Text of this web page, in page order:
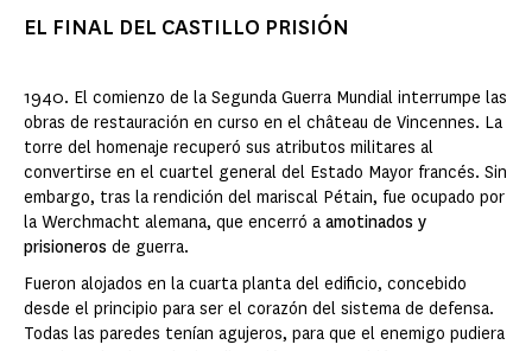
EL FINAL DEL CASTILLO PRISIÓN
1940. El comienzo de la Segunda Guerra Mundial interrumpe las
obras de restauración en curso en el château de Vincennes. La
torre del homenaje recuperó sus atributos militares al
convertirse en el cuartel general del Estado Mayor francés. Sin
embargo, tras la rendición del mariscal Pétain, fue ocupado por
la Werchmacht alemana, que encerró a amotinados y
prisioneros de guerra.
Fueron alojados en la cuarta planta del edificio, concebido
desde el principio para ser el corazón del sistema de defensa.
Todas las paredes tenían agujeros, para que el enemigo pudiera